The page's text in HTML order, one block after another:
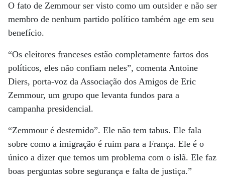
O fato de Zemmour ser visto como um outsider e não ser
membro de nenhum partido político também age em seu
benefício.
“Os eleitores franceses estão completamente fartos dos
políticos, eles não confiam neles”, comenta Antoine
Diers, porta-voz da Associação dos Amigos de Eric
Zemmour, um grupo que levanta fundos para a
campanha presidencial.
“Zemmour é destemido”. Ele não tem tabus. Ele fala
sobre como a imigração é ruim para a França. Ele é o
único a dizer que temos um problema com o islã. Ele faz
boas perguntas sobre segurança e falta de justiça.”